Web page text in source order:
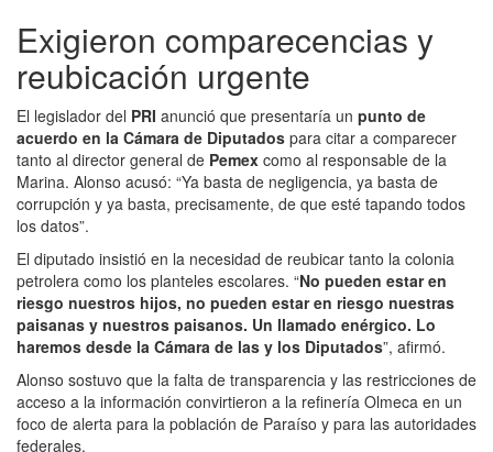
Exigieron comparecencias y
reubicación urgente
El legislador del PRI anunció que presentaría un punto de
acuerdo en la Cámara de Diputados para citar a comparecer
tanto al director general de Pemex como al responsable de la
Marina. Alonso acusó: “Ya basta de negligencia, ya basta de
corrupción y ya basta, precisamente, de que esté tapando todos
los datos”.
El diputado insistió en la necesidad de reubicar tanto la colonia
petrolera como los planteles escolares. “No pueden estar en
riesgo nuestros hijos, no pueden estar en riesgo nuestras
paisanas y nuestros paisanos. Un llamado enérgico. Lo
haremos desde la Cámara de las y los Diputados”, afirmó.
Alonso sostuvo que la falta de transparencia y las restricciones de
acceso a la información convirtieron a la refinería Olmeca en un
foco de alerta para la población de Paraíso y para las autoridades
federales.